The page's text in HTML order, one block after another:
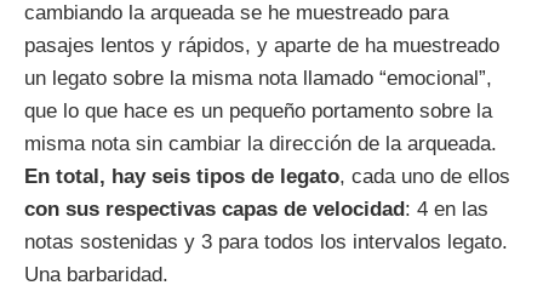
cambiando la arqueada se he muestreado para
pasajes lentos y rápidos, y aparte de ha muestreado
un legato sobre la misma nota llamado “emocional”,
que lo que hace es un pequeño portamento sobre la
misma nota sin cambiar la dirección de la arqueada.
En total, hay seis tipos de legato, cada uno de ellos
con sus respectivas capas de velocidad : 4 en las
notas sostenidas y 3 para todos los intervalos legato.
Una barbaridad.